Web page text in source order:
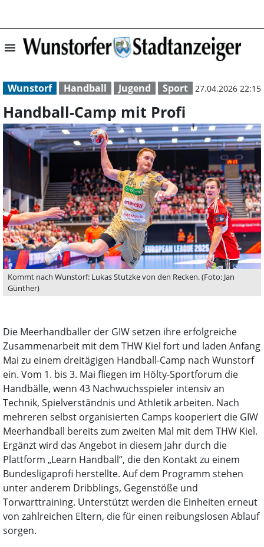
menu Handball-
Wunstorf Handball Jugend Sport 27.04.2026 22:15
Handball-Camp mit Profi
Kommt nach Wunstorf: Lukas Stutzke von den Recken. (Foto: Jan
Günther)
Die Meerhandballer der GIW setzen ihre erfolgreiche
Zusammenarbeit mit dem THW Kiel fort und laden Anfang
Mai zu einem dreitägigen Handball-Camp nach Wunstorf
ein. Vom 1. bis 3. Mai fliegen im Hölty-Sportforum die
Handbälle, wenn 43 Nachwuchsspieler intensiv an
Technik, Spielverständnis und Athletik arbeiten. Nach
mehreren selbst organisierten Camps kooperiert die GIW
Meerhandball bereits zum zweiten Mal mit dem THW Kiel.
Ergänzt wird das Angebot in diesem Jahr durch die
Plattform „Learn Handball“, die den Kontakt zu einem
Bundesligaprofi herstellte. Auf dem Programm stehen
unter anderem Dribblings, Gegenstöße und
Torwarttraining. Unterstützt werden die Einheiten erneut
von zahlreichen Eltern, die für einen reibungslosen Ablauf
sorgen.